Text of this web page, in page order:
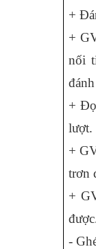
+
+
nối
+
lượt.
+
trơn
+
-